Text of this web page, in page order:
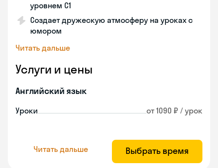
уровнем C1
Создает дружескую атмосферу на уроках с
юмором
Читать дальше
Услуги и цены
Английский язык
Уроки от 1090 ₽ / урок
Читать дальше Выбрать время